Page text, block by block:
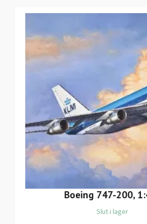
Boeing 747-200,
Slut i lager